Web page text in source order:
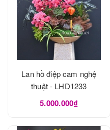
Lan hồ điệp cam nghệ
thuật - LHD1233
5.000.000₫